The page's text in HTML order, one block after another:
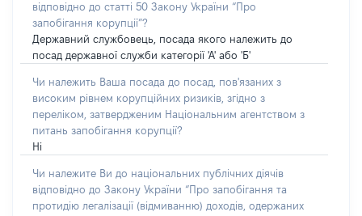
відповідно до статті 50 Закону України “Про
запобігання корупції”?
Державний службовець, посада якого належить до
посад державної служби категорії 'А' або 'Б'
Чи належить Ваша посада до посад, пов'язаних з
високим рівнем корупційних ризиків, згідно з
переліком, затвердженим Національним агентством з
питань запобігання корупції?
Ні
Чи належите Ви до національних публічних діячів
відповідно до Закону України “Про запобігання та
протидію легалізації (відмиванню) доходів, одержаних